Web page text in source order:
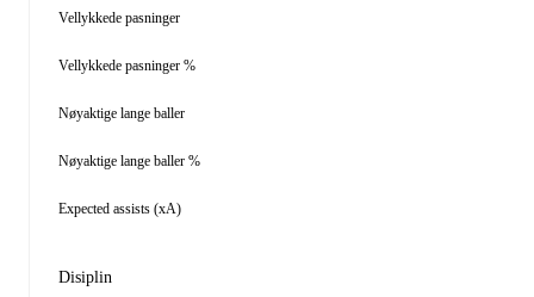
Vellykkede pasninger
Vellykkede pasninger %
Nøyaktige lange baller
Nøyaktige lange baller %
Expected assists (xA)
Disiplin